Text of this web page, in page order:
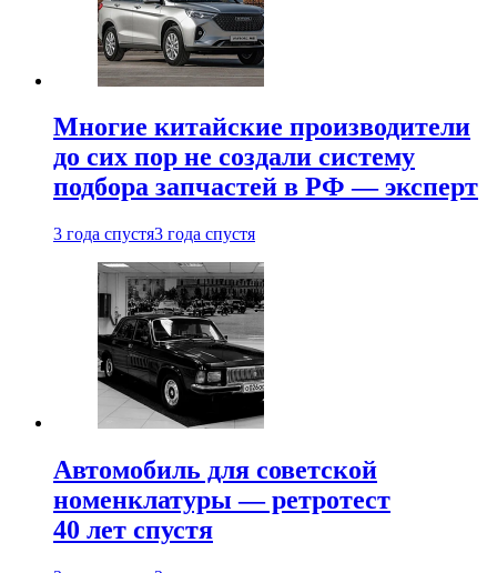
Многие китайские производители
до сих пор не создали систему
подбора запчастей в РФ — эксперт
3 года спустя3 года спустя
Автомобиль для советской
номенклатуры — ретротест
40 лет спустя